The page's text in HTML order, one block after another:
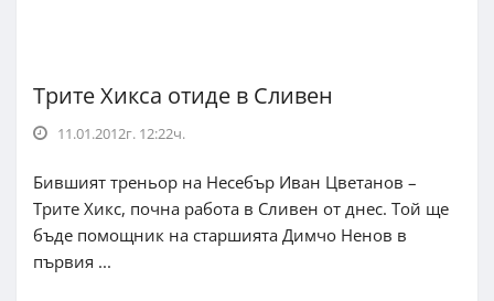
Трите Хикса отиде в Сливен
11.01.2012г. 12:22ч.
Бившият треньор на Несебър Иван Цветанов –
Трите Хикс, почна работа в Сливен от днес. Той ще
бъде помощник на старшията Димчо Ненов в
първия ...